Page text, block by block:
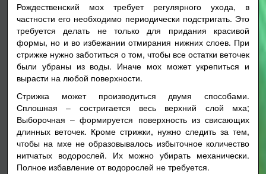
Рождественский мох требует регулярного ухода, в
частности его необходимо периодически подстригать. Это
требуется делать не только для придания красивой
формы, но и во избежании отмирания нижних слоев. При
стрижке нужно заботиться о том, чтобы все остатки веточек
были убраны из воды. Иначе мох может укрепиться и
вырасти на любой поверхности.
Стрижка может производиться двумя способами.
Сплошная – состригается весь верхний слой мха;
Выборочная – формируется поверхность из свисающих
длинных веточек. Кроме стрижки, нужно следить за тем,
чтобы на мхе не образовывалось избыточное количество
нитчатых водорослей. Их можно убирать механически.
Полное избавление от водорослей не требуется.